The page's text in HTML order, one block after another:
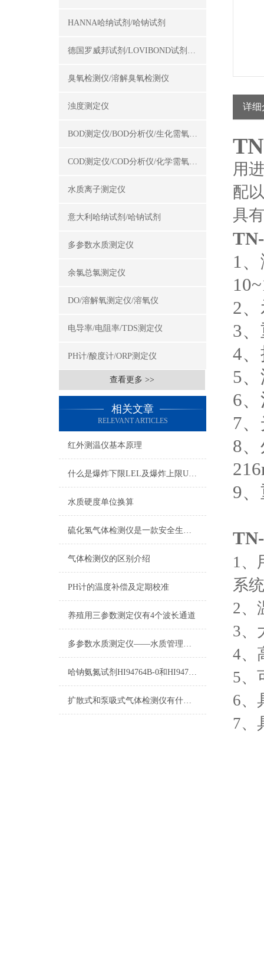
HANNA哈纳试剂/哈钠试剂
德国罗威邦试剂/LOVIBOND试剂/罗威邦试剂
臭氧检测仪/溶解臭氧检测仪
浊度测定仪
BOD测定仪/BOD分析仪/生化需氧量测定仪
COD测定仪/COD分析仪/化学需氧量测定仪
水质离子测定仪
意大利哈纳试剂/哈钠试剂
多参数水质测定仪
余氯总氯测定仪
DO/溶解氧测定仪/溶氧仪
电导率/电阻率/TDS测定仪
PH计/酸度计/ORP测定仪
查看更多 >>
相关文章
RELEVANT ARTICLES
红外测温仪基本原理
什么是爆炸下限LEL及爆炸上限UEL
水质硬度单位换算
硫化氢气体检测仪是一款安全生产的重要监测仪表
气体检测仪的区别介绍
PH计的温度补偿及定期校准
养殖用三参数测定仪有4个波长通道
多参数水质测定仪——水质管理的“智慧之眼”
哈钠氨氮试剂HI94764B-0和HI94764-0测量原理
扩散式和泵吸式气体检测仪有什么不同
详细
用
配
具
1
2
3
4
5
6
7
8
9
1、
系
2、
3、
4、
5、
6、
7、